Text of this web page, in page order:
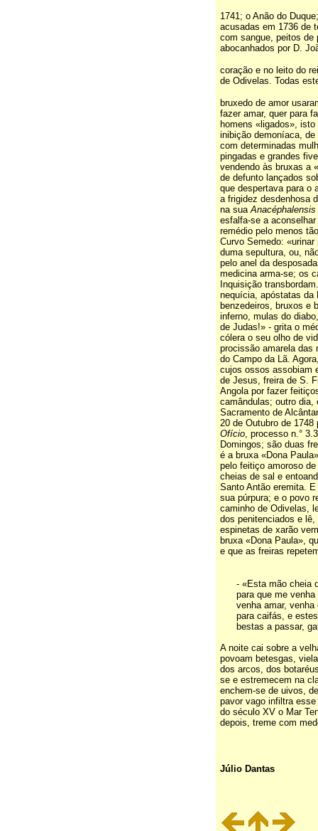
1741; o Anão do
acusadas em 1736 de
com sangue, peitos de
abocanhados por D.
coração e no leito do
de Odivelas. Todas
bruxedo de amor
fazer amar, quer para
homens «ligados»,
inibição demoníaca,
com determinadas
pingadas e grandes
vendendo às bruxas a
de defunto lançados
que despertava para o
a frigidez desdenhosa
na sua
esfalfa-se a
remédio pelo menos
Curvo Semedo:
duma sepultura, ou,
pelo anel da
medicina arma-se; os
Inquisição
nequícia, apóstatas da
benzedeiros, bruxos e
inferno, mulas do
de Judas!» - grita o
cólera o seu olho de
procissão amarela das
do Campo da Lã.
cujos ossos assobiam
de Jesus, freira de S.
Angola por fazer
camândulas; outro dia,
Sacramento de
20 de Outubro de
Ofício, processo n.°
Domingos; são duas
é a bruxa «Dona
pelo feitiço amoroso
cheias de sal e
Santo Antão eremita.
sua púrpura; e o povo
caminho de Odivelas,
dos penitenciados e
espinetas de xarão
bruxa «Dona Paula»,
e que as freiras
- «Esta mão cheia
para que me
venha amar,
para caifás, e
bestas a passar,
A noite cai sobre a
povoam betesgas,
dos arcos, dos
se e estremecem na
enchem-se de uivos,
pavor vago infiltra
do século XV o Mar
depois, treme com
Júlio Dantas